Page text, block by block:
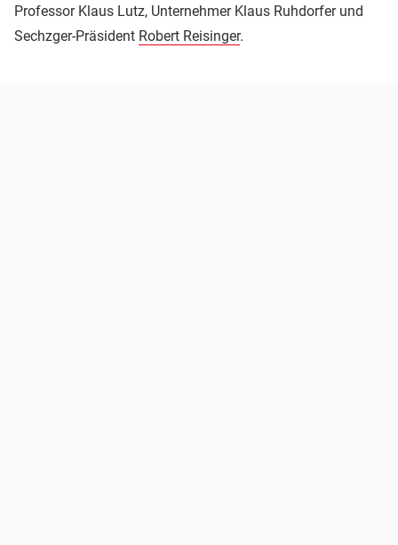
Professor Klaus Lutz, Unternehmer Klaus Ruhdorfer und
Sechzger-Präsident Robert Reisinger.